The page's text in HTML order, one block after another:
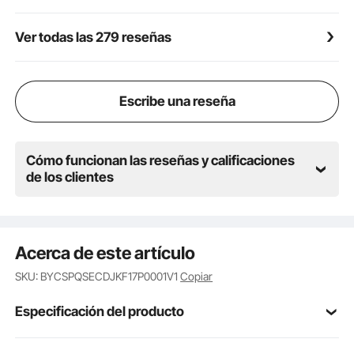
una instalación de ventilador de extracción de ático
Ver todas las 279 reseñas
Escribe una reseña
Cómo funcionan las reseñas y calificaciones
de los clientes
Acerca de este artículo
SKU: BYCSPQSECDJKF17P0001V1Copiar
Especificación del producto